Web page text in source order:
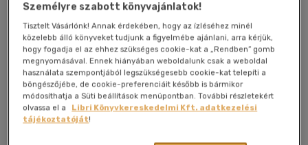
Személyre szabott könyvajánlatok!
Tisztelt Vásárlónk! Annak érdekében, hogy az ízléséhez minél
közelebb álló könyveket tudjunk a figyelmébe ajánlani, arra kérjük,
hogy fogadja el az ehhez szükséges cookie-kat a „Rendben” gomb
megnyomásával. Ennek hiányában weboldalunk csak a weboldal
használata szempontjából legszükségesebb cookie-kat telepíti a
böngészőjébe, de cookie-preferenciáit később is bármikor
módosíthatja a Süti beállítások menüpontban. További részletekért
olvassa el a
Libri Könyvkereskedelmi Kft. adatkezelési
tájékoztatóját!